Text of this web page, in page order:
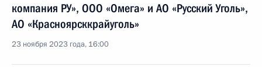
компания РУ», ООО «Омега» и АО «Русский Уголь»,
АО «Красноярсккрайуголь»
23 ноября 2023 года, 16:00